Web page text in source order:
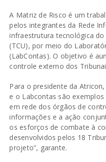
A Matriz de Risco é um
pelos integrantes da Rede
infraestrutura tecnológica
(TCU), por meio do
(LabContas). O objetivo é
controle externo dos
Para o presidente da
e o Labcontas são
em rede dos órgãos de
informações e a ação
os esforços de combate à
desenvolvidos pelos 18
projeto”, garante.